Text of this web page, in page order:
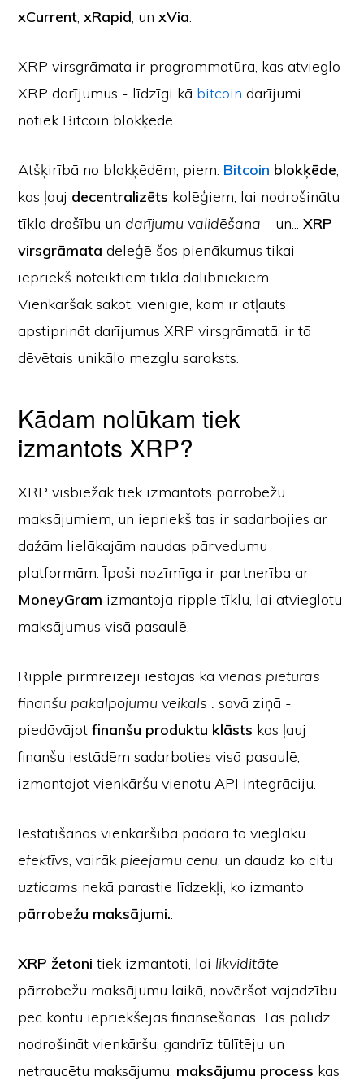
xCurrent,xRapid, unxVia.
XRP virsgrāmata ir programmatūra, kas atvieglo
XRP darījumus - līdzīgi kā bitcoin darījumi
notiek Bitcoin blokķēdē.
Atšķirībā no blokķēdēm, piem. Bitcoin blokķēde,
kas ļauj decentralizēts kolēģiem, lai nodrošinātu
tīkla drošību un darījumu validēšana - un...XRP
virsgrāmata deleģē šos pienākumus tikai
iepriekš noteiktiem tīkla dalībniekiem.
Vienkāršāk sakot, vienīgie, kam ir atļauts
apstiprināt darījumus XRP virsgrāmatā, ir tā
dēvētais unikālo mezglu saraksts.
Kādam nolūkam tiek
izmantots XRP?
XRP visbiežāk tiek izmantots pārrobežu
maksājumiem, un iepriekš tas ir sadarbojies ar
dažām lielākajām naudas pārvedumu
platformām. Īpaši nozīmīga ir partnerība ar
MoneyGram izmantoja ripple tīklu, lai atvieglotu
maksājumus visā pasaulē.
Ripple pirmreizēji iestājas kāvienas pieturas
finanšu pakalpojumu veikals . savā ziņā -
piedāvājotfinanšu produktu klāsts kas ļauj
finanšu iestādēm sadarboties visā pasaulē,
izmantojot vienkāršu vienotu API integrāciju.
Iestatīšanas vienkāršība padara to vieglāku.
efektīvs, vairāk pieejamu cenu, un daudz ko citu
uzticams nekā parastie līdzekļi, ko izmanto
pārrobežu maksājumi..
XRP žetoni tiek izmantoti, lai likviditāte
pārrobežu maksājumu laikā, novēršot vajadzību
pēc kontu iepriekšējas finansēšanas. Tas palīdz
nodrošināt vienkāršu, gandrīz tūlītēju un
netraucētu maksājumu. maksājumu process kas